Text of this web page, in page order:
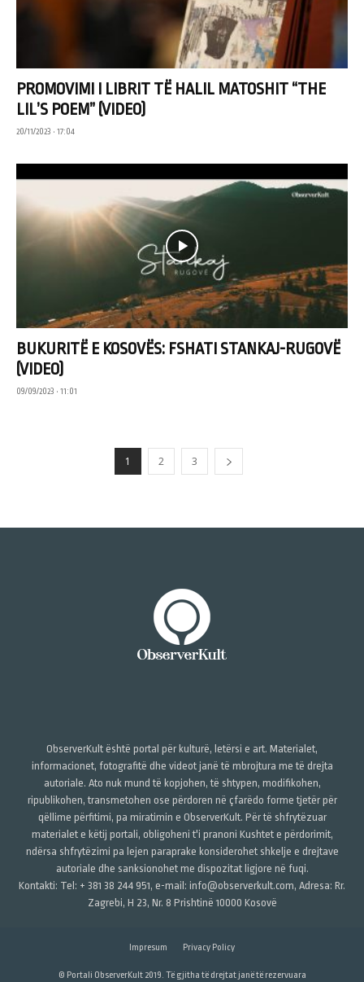
PROMOVIMI I LIBRIT TË HALIL MATOSHIT “THE
LIL’S POEM” (VIDEO)
20/11/2023 • 17:04
BUKURITË E KOSOVËS: FSHATI STANKAJ-RUGOVË
(VIDEO)
09/09/2023 • 11:01
1 2 3
ObserverKult është portal për kulturë, letërsi e art. Materialet,
informacionet, fotografitë dhe videot janë të mbrojtura me të drejta
autoriale. Ato nuk mund të kopjohen, të shtypen, modifikohen,
ripublikohen, transmetohen ose përdoren në çfarëdo forme tjetër për
qëllime përfitimi, pa miratimin e ObserverKult. Për të shfrytëzuar
materialet e këtij portali, obligoheni t'i pranoni Kushtet e përdorimit,
ndërsa shfrytëzimi pa lejen paraprake konsiderohet shkelje e drejtave
autoriale dhe sanksionohet me dispozitat ligjore në fuqi.
Kontakti: Tel: + 381 38 244 951, e-mail: info@observerkult.com, Adresa: Rr.
Zagrebi, H 23, Nr. 8 Prishtinë 10000 Kosovë
Impresum Privacy Policy
© Portali ObserverKult 2019. Të gjitha të drejtat janë të rezervuara